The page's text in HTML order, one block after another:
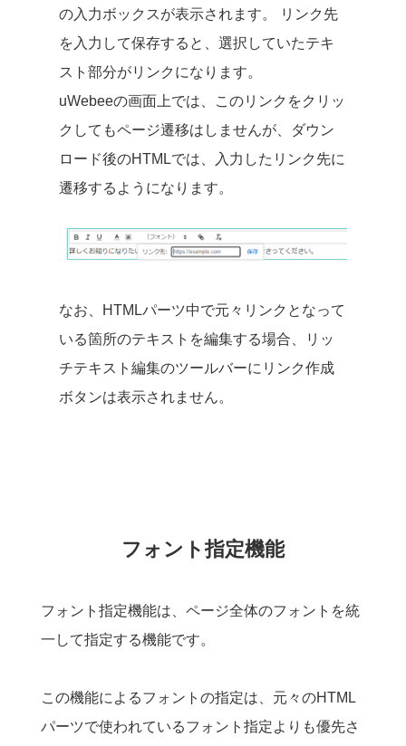
の入力ボックスが表示されます。 リンク先
を入力して保存すると、選択していたテキ
スト部分がリンクになります。
uWebeeの画面上では、このリンクをクリッ
クしてもページ遷移はしませんが、ダウン
ロード後のHTMLでは、入力したリンク先に
遷移するようになります。
なお、HTMLパーツ中で元々リンクとなって
いる箇所のテキストを編集する場合、リッ
チテキスト編集のツールバーにリンク作成
ボタンは表示されません。
フォント指定機能
フォント指定機能は、ページ全体のフォントを統
一して指定する機能です。
この機能によるフォントの指定は、元々のHTML
パーツで使われているフォント指定よりも優先さ